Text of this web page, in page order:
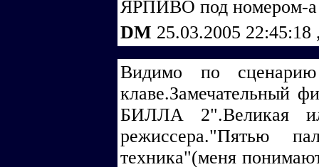
ЯРПИВО под номером-
DM 25.03.2005 22:45:18
Видимо по
клаве.Замечательный
БИЛЛА 2".Великая
режиссера."Пятью
техника"(меня